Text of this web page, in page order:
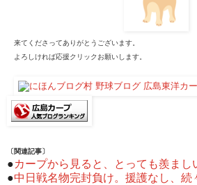
来てくださってありがとうございます。
よろしければ応援クリックお願いします。
〔関連記事〕
●カープから見ると、とっても羨まし
●中日戦名物完封負け。援護なし、続